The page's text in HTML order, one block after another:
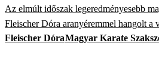
Az elmúlt időszak legeredményesebb
Fleischer Dóra aranyéremmel hangolt a
Fleischer DóraMagyar Karate